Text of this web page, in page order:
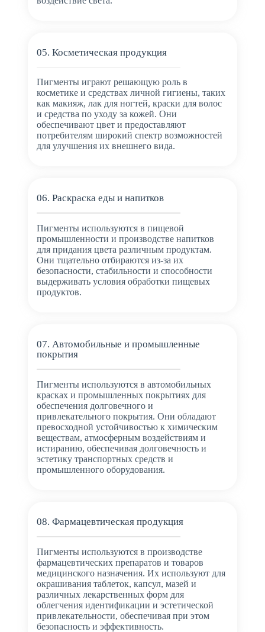
05. Косметическая продукция
Пигменты играют решающую роль в
косметике и средствах личной гигиены, таких
как макияж, лак для ногтей, краски для волос
и средства по уходу за кожей. Они
обеспечивают цвет и предоставляют
потребителям широкий спектр возможностей
для улучшения их внешнего вида.
06. Раскраска еды и напитков
Пигменты используются в пищевой
промышленности и производстве напитков
для придания цвета различным продуктам.
Они тщательно отбираются из-за их
безопасности, стабильности и способности
выдерживать условия обработки пищевых
продуктов.
07. Автомобильные и промышленные
покрытия
Пигменты используются в автомобильных
красках и промышленных покрытиях для
обеспечения долговечного и
привлекательного покрытия. Они обладают
превосходной устойчивостью к химическим
веществам, атмосферным воздействиям и
истиранию, обеспечивая долговечность и
эстетику транспортных средств и
промышленного оборудования.
08. Фармацевтическая продукция
Пигменты используются в производстве
фармацевтических препаратов и товаров
медицинского назначения. Их используют для
окрашивания таблеток, капсул, мазей и
различных лекарственных форм для
облегчения идентификации и эстетической
привлекательности, обеспечивая при этом
безопасность и эффективность.